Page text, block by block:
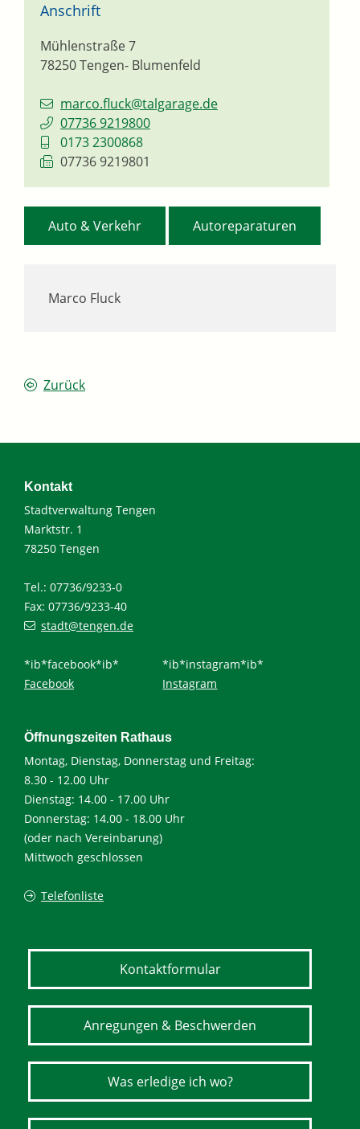
Anschrift
Mühlenstraße 7
78250Tengen- Blumenfeld
marco.fluck@talgarage.de
07736 9219800
0173 2300868
07736 9219801
Marco Fluck
Auto & Verkehr Autoreparaturen
Zurück
Kontakt
Stadtverwaltung Tengen
Marktstr. 1
78250 Tengen
Tel.: 07736/9233-0
Fax: 07736/9233-40
stadt@tengen.de
*ib*facebook*ib*
Facebook
*ib*instagram*ib*
Instagram
Öffnungszeiten Rathaus
Montag, Dienstag, Donnerstag und Freitag:
8.30 - 12.00 Uhr
Dienstag: 14.00 - 17.00 Uhr
Donnerstag: 14.00 - 18.00 Uhr
(oder nach Vereinbarung)
Mittwoch geschlossen
Telefonliste
Kontaktformular
Anregungen & Beschwerden
Was erledige ich wo?